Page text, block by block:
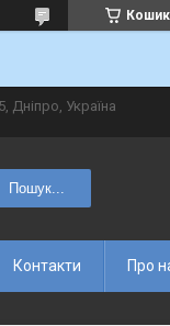
Кошик
Дніпро, Україна
Пошук...
Контакти Про